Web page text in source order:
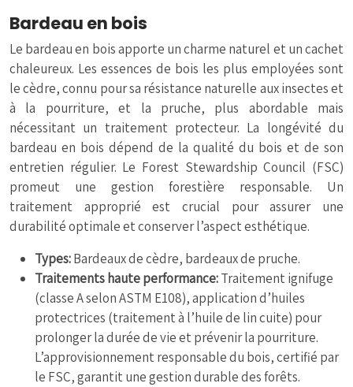
Bardeau en bois
Le bardeau en bois apporte un charme naturel et un cachet
chaleureux. Les essences de bois les plus employées sont
le cèdre, connu pour sa résistance naturelle aux insectes et
à la pourriture, et la pruche, plus abordable mais
nécessitant un traitement protecteur. La longévité du
bardeau en bois dépend de la qualité du bois et de son
entretien régulier. Le Forest Stewardship Council (FSC)
promeut une gestion forestière responsable. Un
traitement approprié est crucial pour assurer une
durabilité optimale et conserver l’aspect esthétique.
Types:Bardeaux de cèdre, bardeaux de pruche.
Traitements haute performance:Traitement ignifuge
(classe A selon ASTM E108), application d’huiles
protectrices (traitement à l’huile de lin cuite) pour
prolonger la durée de vie et prévenir la pourriture.
L’approvisionnement responsable du bois, certifié par
le FSC, garantit une gestion durable des forêts.